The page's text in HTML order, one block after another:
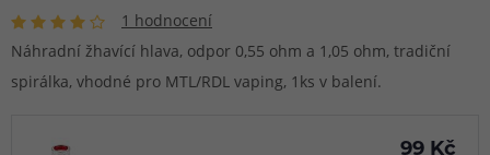
1 hodnocení
Náhradní žhavící hlava, odpor 0,55 ohm a 1,05 ohm, tradiční
spirálka, vhodné pro MTL/RDL vaping, 1ks v balení.
99 Kč